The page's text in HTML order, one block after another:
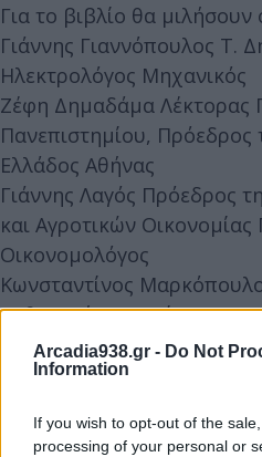
Arcadia938.gr - Do Not
Information
If you wish to opt-out of the
processing of your personal or
Για το βιβλίο θα μιλήσουν
Γιάννης Γιαννόπουλος Τ.
Ηλεκτρολόγος Μηχανικός
Ζέφη Δημαδάμα Λέκτορας
Πανεπιστημίου,
Ελλάδος Αθήνας
Γιάννης Λαγός Πρόεδρος
και Αγροτικών
Οικονομολόγος
Κωνσταντίνος
Καθηγητής Παντείου
Αττικής, Πρόεδρος του
Πελοποννήσου
Επιστημονικής Εταιρείας